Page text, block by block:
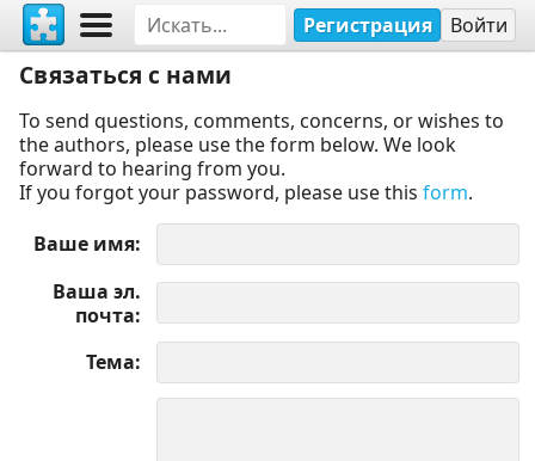
Регистрация Войти
Связаться с нами
To send questions, comments, concerns, or wishes to
the authors, please use the form below. We look
forward to hearing from you.
If you forgot your password, please use this form.
Ваше имя
Ваша эл.
почта
Тема